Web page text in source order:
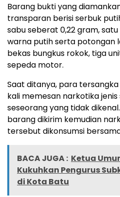
Barang bukti yang
transparan berisi serbuk
sabu seberat 0,22 gram,
warna putih serta potongan
bekas bungkus rokok, tiga
sepeda motor.
Saat ditanya, para
kali memesan narkotika
seseorang yang tidak
barang dikirim kemudian
tersebut dikonsumsi
BACA JUGA : Ketua
Kukuhkan Pengurus
di Kota Batu